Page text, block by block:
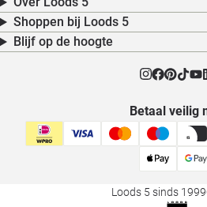
Shoppen bij Loods 5
Blijf op de hoogte
Betaal veilig
Loods 5 sinds 1999